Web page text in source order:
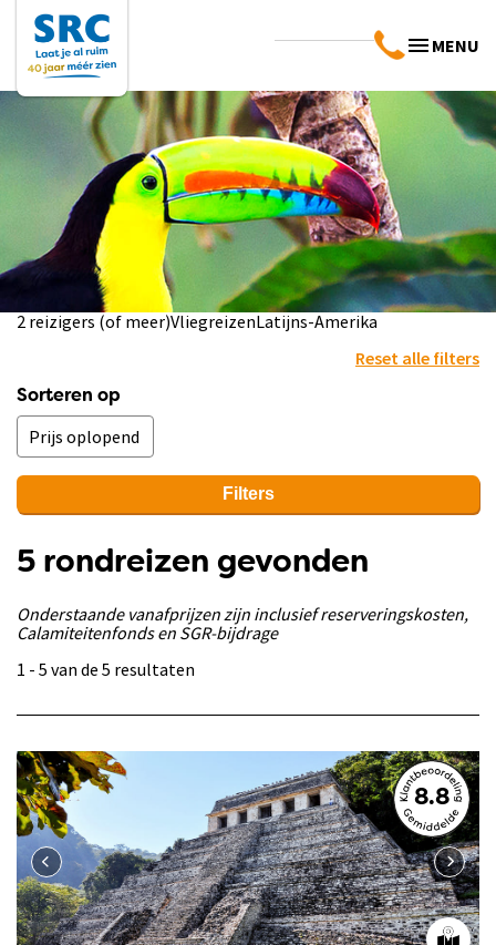
MENU
2 reizigers (of meer)VliegreizenLatijns-Amerika
Reset alle filters
Sorteren op
Filters
5 rondreizen gevonden
Onderstaande vanafprijzen zijn inclusief reserveringskosten,
Calamiteitenfonds en SGR-bijdrage
1 - 5 van de 5 resultaten
8.8